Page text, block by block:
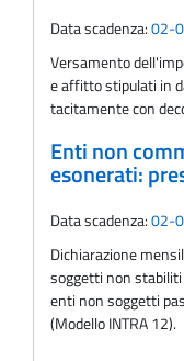
Data scadenza:02-
Versamento
e affitto stipulati in
tacitamente con
Enti non
esonerati:
Data scadenza:02-
Dichiarazione
soggetti non
enti non soggetti
(Modello INTRA 12).